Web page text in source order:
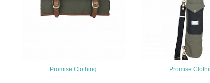
Promise Clothing Promise